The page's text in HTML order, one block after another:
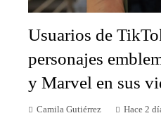
Usuarios de
personajes
y Marvel en sus
Camila Gutiérrez Hace 2